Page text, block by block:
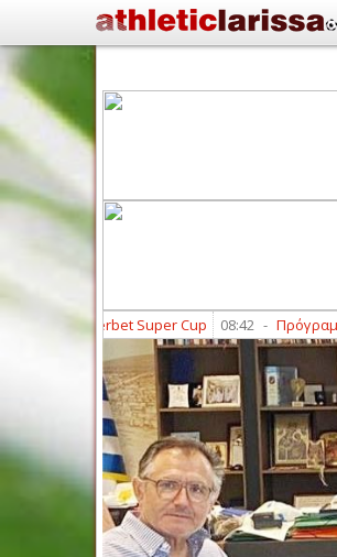
Superbet Super Cup 08:42 - Πρόγραμμα